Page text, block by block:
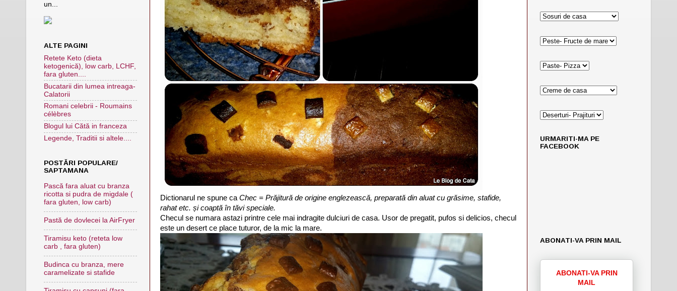
Dictionarul ne spune ca Chec = Prăjitură de origine englezească, preparată din aluat cu grăsime, stafide,
rahat etc. și coaptă în tăvi speciale.
Checul se numara astazi printre cele mai indragite dulciuri de casa. Usor de pregatit, pufos si delicios, checul
este un desert ce place tuturor, de la mic la mare.
un...
ALTE PAGINI
Retete Keto (dieta
ketogenică), low carb, LCHF,
fara gluten....
Bucatarii din lumea intreaga-
Calatorii
Romani celebrii - Roumains
célèbres
Blogul lui Cătă in franceza
Legende, Traditii si altele....
POSTĂRI POPULARE/
SAPTAMANA
Pască fara aluat cu branza
ricotta si pudra de migdale (
fara gluten, low carb)
Pastă de dovlecei la AirFryer
Tiramisu keto (reteta low
carb , fara gluten)
Budinca cu branza, mere
caramelizate si stafide
URMARITI-MA PE
FACEBOOK
ABONATI-VA PRIN MAIL
ABONATI-VA PRIN
MAIL